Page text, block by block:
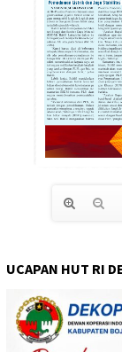
UCAPAN HUT RI